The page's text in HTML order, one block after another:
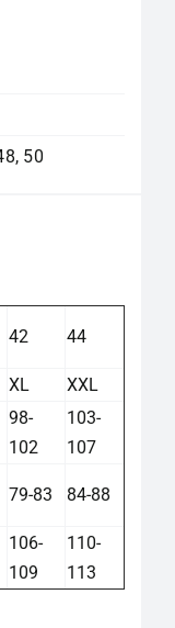
, 50
42 44
XL XXL
98-
102
103-
107
79-83 84-88
106-
109
110-
113